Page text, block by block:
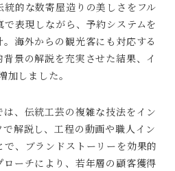
的な数寄屋造りの美しさをフル
表現しながら、予約システムを
海外からの観光客にも対応する
景の解説を充実させた結果、イ
加しました。
、伝統工芸の複雑な技法をイン
解説し、工程の動画や職人イン
、ブランドストーリーを効果的
ーチにより、若年層の顧客獲得